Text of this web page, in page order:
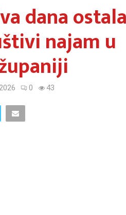
dana
najam u
0 43